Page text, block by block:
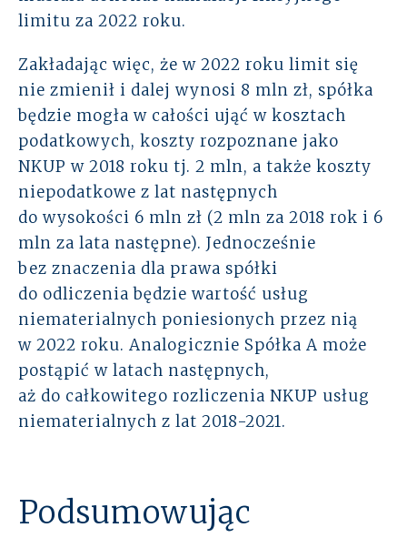
limitu za 2022 roku.
Zakładając więc, że w 2022 roku limit się
nie zmienił i dalej wynosi 8 mln zł, spółka
będzie mogła w całości ująć w kosztach
podatkowych, koszty rozpoznane jako
NKUP w 2018 roku tj. 2 mln, a także koszty
niepodatkowe z lat następnych
do wysokości 6 mln zł (2 mln za 2018 rok i 6
mln za lata następne). Jednocześnie
bez znaczenia dla prawa spółki
do odliczenia będzie wartość usług
niematerialnych poniesionych przez nią
w 2022 roku. Analogicznie Spółka A może
postąpić w latach następnych,
aż do całkowitego rozliczenia NKUP usług
niematerialnych z lat 2018-2021.
Podsumowując